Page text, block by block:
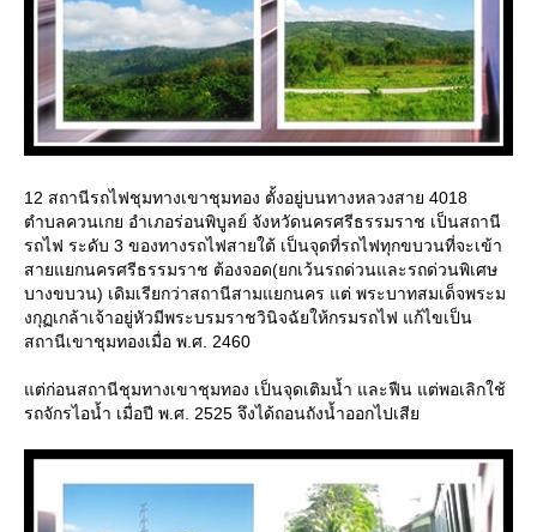
12 สถานีรถไฟชุมทางเขาชุมทอง ตั้งอยู่บนทางหลวงสาย 4018
ตำบลควนเกย อำเภอร่อนพิบูลย์ จังหวัดนครศรีธรรมราช เป็นสถานี
รถไฟ ระดับ 3 ของทางรถไฟสายใต้ เป็นจุดที่รถไฟทุกขบวนที่จะเข้า
สายแยกนครศรีธรรมราช ต้องจอด(ยกเว้นรถด่วนและรถด่วนพิเศษ
บางขบวน) เดิมเรียกว่าสถานีสามแยกนคร แต่ พระบาทสมเด็จพระม
งกุฏเกล้าเจ้าอยู่หัวมีพระบรมราชวินิจฉัยให้กรมรถไฟ แก้ไขเป็น
สถานีเขาชุมทองเมื่อ พ.ศ. 2460
ต่ก่อนสถานีชุมทางเขาชุมทอง เป็นจุดเติมน้ำ และฟืน แต่พอเลิกใช้
รถจักรไอน้ำ เมื่อปี พ.ศ. 2525 จึงได้ถอนถังน้ำออกไปเสี